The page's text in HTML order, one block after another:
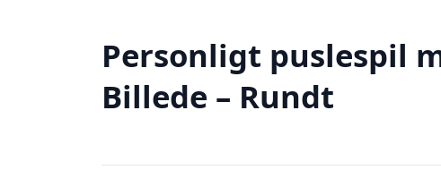
Personligt puslespil
Billede – Rundt